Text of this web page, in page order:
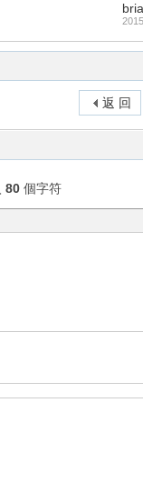
返 回
80 個字符